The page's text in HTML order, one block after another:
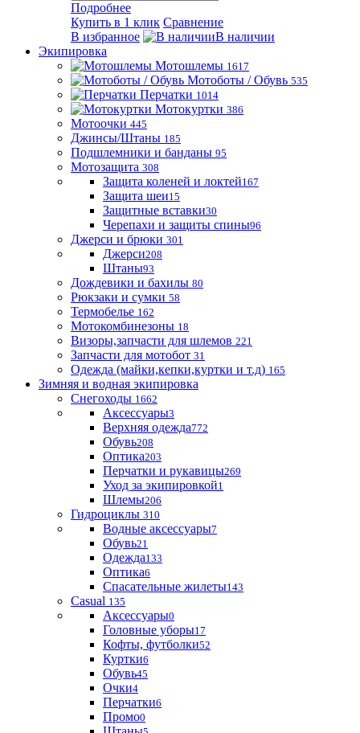
Подробнее
Купить в 1 клик Сравнение
В избранное
В наличии
Экипировка
Мотошлемы 1617
Мотоботы / Обувь 535
Перчатки 1014
Мотокуртки 386
Мотоочки 445
Джинсы/Штаны 185
Подшлемники и банданы 95
Мотозащита 308
Защита коленей и локтей167
Защита шеи15
Защитные вставки30
Черепахи и защиты спины96
Джерси и брюки 301
Джерси208
Штаны93
Дождевики и бахилы 80
Рюкзаки и сумки 58
Термобелье 162
Мотокомбинезоны 18
Визоры,запчасти для шлемов 221
Запчасти для мотобот 31
Одежда (майки,кепки,куртки и т.д) 165
Зимняя и водная экипировка
Снегоходы 1662
Аксессуары3
Верхняя одежда772
Обувь208
Оптика203
Перчатки и рукавицы269
Уход за экипировкой1
Шлемы206
Гидроциклы 310
Водные аксессуары7
Обувь21
Одежда133
Оптика6
Спасательные жилеты143
Casual 135
Аксессуары0
Головные уборы17
Кофты, футболки52
Куртки6
Обувь45
Очки4
Перчатки6
Промо0